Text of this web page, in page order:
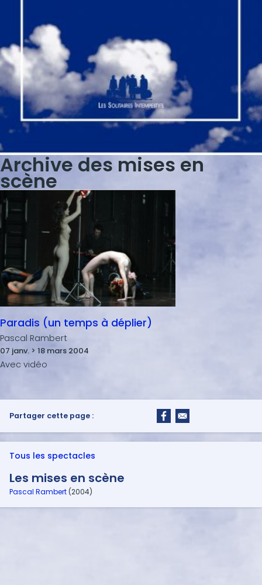
Archive des mises en
scène
Paradis (un temps à déplier)
Pascal Rambert
07 janv. > 18 mars 2004
Partager cette page :
Tous les spectacles
Les mises en scène
Pascal Rambert (2004)